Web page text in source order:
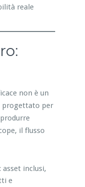
reale
non è un
progettato per
il flusso
asset inclusi,
e